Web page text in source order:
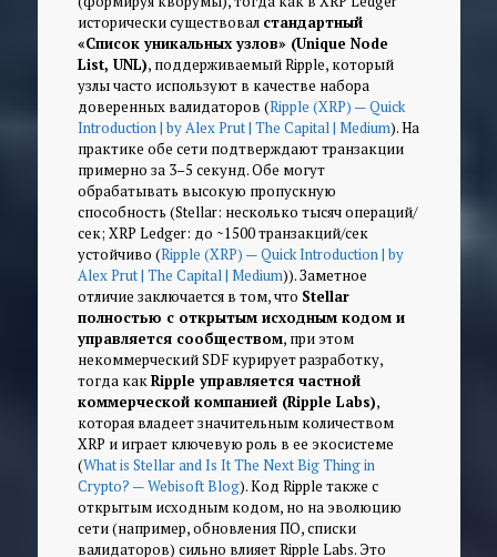
исторически существовал стандартный
«Список уникальных узлов» (Unique Node
List, UNL), поддерживаемый Ripple, который
узлы часто используют в качестве набора
доверенных валидаторов (Ripple (XRP) — Quick
Introduction | by Alex Prut | The Capital | Medium). На
практике обе сети подтверждают транзакции
примерно за 3–5 секунд. Обе могут
обрабатывать высокую пропускную
способность (Stellar: несколько тысяч операций/
сек; XRP Ledger: до ~1500 транзакций/сек
устойчиво (Ripple (XRP) — Quick Introduction | by
Alex Prut | The Capital | Medium)). Заметное
отличие заключается в том, что Stellar
полностью с открытым исходным кодом и
управляется сообществом, при этом
некоммерческий SDF курирует разработку,
тогда какRipple управляется частной
коммерческой компанией (Ripple Labs),
которая владеет значительным количеством
XRP и играет ключевую роль в ее экосистеме
(What is Stellar and Is It The Next Big Thing in
Crypto? — Webisoft Blog). Код Ripple также с
открытым исходным кодом, но на эволюцию
сети (например, обновления ПО, списки
валидаторов) сильно влияет Ripple Labs. Это